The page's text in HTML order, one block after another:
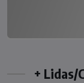
+ Lidas/